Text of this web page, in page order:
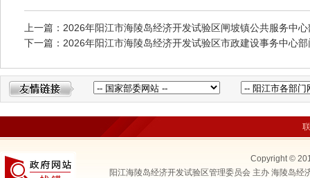
上一篇：2026年阳江市海陵岛经济开发试验区闸坡镇公共服务中
下一篇：2026年阳江市海陵岛经济开发试验区市政建设事务中心
Copyright ©
阳江海陵岛经济开发试验区管理委员会 主办 海陵岛